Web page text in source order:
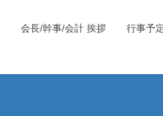
会長/幹事/会計 挨拶 行事予